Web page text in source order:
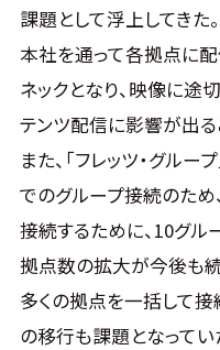
課題として浮上してきた
本社を通って各拠点に
ネックとなり、映像に途
テンツ配信に影響が出る
また、「フレッツ・グル
でのグループ接続のた
接続するために、10グル
拠点数の拡大が今後も
多くの拠点を一括して接
の移行も課題となってい